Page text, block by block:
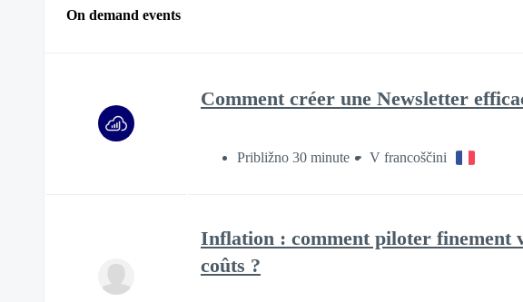
On demand events
Comment créer une Newsletter
Približno 30 minute V francoščini
Inflation : comment piloter finement
coûts ?